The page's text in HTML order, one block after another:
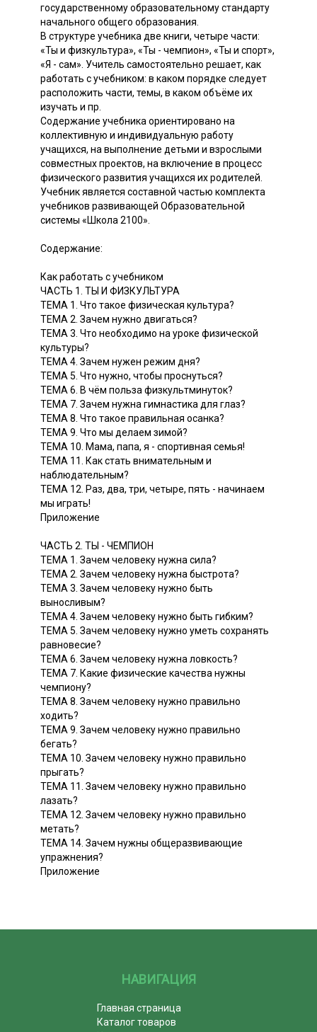
государственному образовательному стандарту
начального общего образования.
В структуре учебника две книги, четыре части:
«Ты и физкультура», «Ты - чемпион», «Ты и спорт»,
«Я - сам». Учитель самостоятельно решает, как
работать с учебником: в каком порядке следует
расположить части, темы, в каком объёме их
изучать и пр.
Содержание учебника ориентировано на
коллективную и индивидуальную работу
учащихся, на выполнение детьми и взрослыми
совместных проектов, на включение в процесс
физического развития учащихся их родителей.
Учебник является составной частью комплекта
учебников развивающей Образовательной
системы «Школа 2100».
Содержание:
Как работать с учебником
ЧАСТЬ 1. ТЫ И ФИЗКУЛЬТУРА
ТЕМА 1. Что такое физическая культура?
ТЕМА 2. Зачем нужно двигаться?
ТЕМА 3. Что необходимо на уроке физической
культуры?
ТЕМА 4. Зачем нужен режим дня?
ТЕМА 5. Что нужно, чтобы проснуться?
ТЕМА 6. В чём польза физкультминуток?
ТЕМА 7. Зачем нужна гимнастика для глаз?
ТЕМА 8. Что такое правильная осанка?
ТЕМА 9. Что мы делаем зимой?
ТЕМА 10. Мама, папа, я - спортивная семья!
ТЕМА 11. Как стать внимательным и
наблюдательным?
ТЕМА 12. Раз, два, три, четыре, пять - начинаем
мы играть!
Приложение
ЧАСТЬ 2. ТЫ - ЧЕМПИОН
ТЕМА 1. Зачем человеку нужна сила?
ТЕМА 2. Зачем человеку нужна быстрота?
ТЕМА 3. Зачем человеку нужно быть
выносливым?
ТЕМА 4. Зачем человеку нужно быть гибким?
ТЕМА 5. Зачем человеку нужно уметь сохранять
равновесие?
ТЕМА 6. Зачем человеку нужна ловкость?
ТЕМА 7. Какие физические качества нужны
чемпиону?
ТЕМА 8. Зачем человеку нужно правильно
ходить?
ТЕМА 9. Зачем человеку нужно правильно
бегать?
ТЕМА 10. Зачем человеку нужно правильно
прыгать?
ТЕМА 11. Зачем человеку нужно правильно
лазать?
ТЕМА 12. Зачем человеку нужно правильно
метать?
ТЕМА 14. Зачем нужны общеразвивающие
упражнения?
Приложение
НАВИГАЦИЯ
Главная страница
Каталог товаров